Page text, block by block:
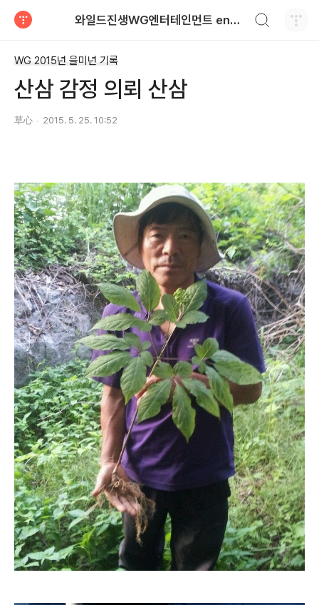
와일드진생WG엔터테인먼트 entertainment
WG 2015년 을미년 기록
산삼 감정 의뢰 산삼
草心 2015. 5. 25. 10:52